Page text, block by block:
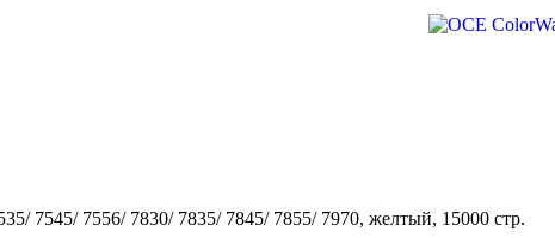
7545/ 7556/ 7830/ 7835/ 7845/ 7855/ 7970, желтый, 15000 стр.